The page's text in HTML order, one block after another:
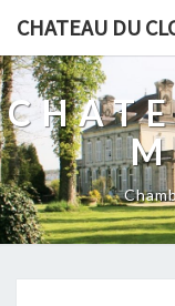
CHATEAU DU